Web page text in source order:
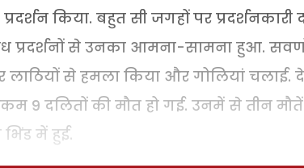
किया. बहुत सी जगहों पर
प्रदर्शनों से उनका आमना-सामना हुआ.
लाठियों से हमला किया और गोलियां
9 दलितों की मौत हो गई. उनमें से तीन
भिंड में हुई.